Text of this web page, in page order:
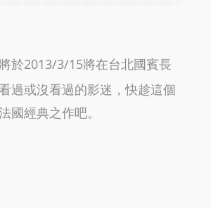
於2013/3/15將在台北國賓長
過或沒看過的影迷，快趁這個
國經典之作吧。